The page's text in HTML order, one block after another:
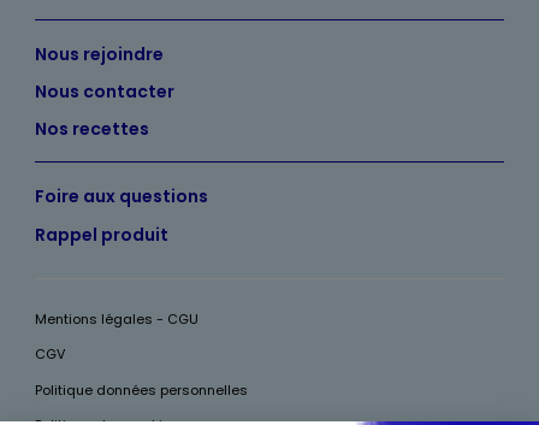
Nous rejoindre
Nous contacter
Nos recettes
Foire aux questions
Rappel produit
Mentions légales - CGU
CGV
Politique données personnelles